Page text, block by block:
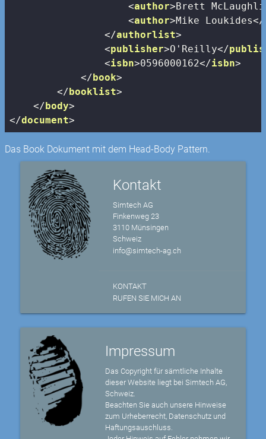
<author> Brett
<author>Mike Loukides</
</authorlist>
<publisher>O'Reilly</
<isbn>0596000162</isbn>
</ book>
</ booklist>
</ body>
</document>
Das Book Dokument mit dem Head-Body Pattern.
Kontakt
Simtech AG
Finkenweg 23
3110 Münsingen
Schweiz
info@simtech-ag.ch
KONTAKT
RUFEN SIE MICH AN
Impressum
Das Copyright für sämtliche Inhalte
dieser Website liegt bei Simtech AG,
Schweiz.
Beachten Sie auch unsere Hinweise
zum Urheberrecht, Datenschutz und
Haftungsauschluss.